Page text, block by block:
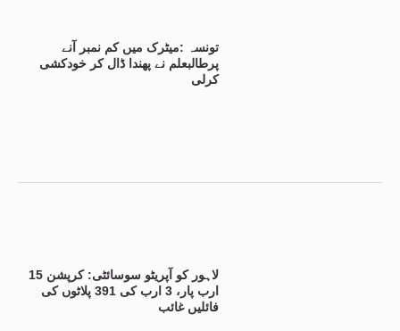
تونسہ :میٹرک میں کم نمبر آنے
پرطالبعلم نے پھندا ڈال کر خودکشی
کرلی
لاہور کو آپریٹو سوسائٹی: کرپشن 15
ارب پار، 3 ارب کی 391 پلاٹوں کی
فائلیں غائب